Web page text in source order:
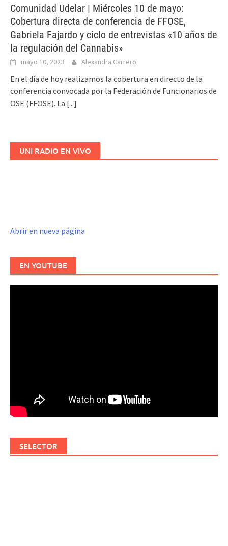
Comunidad Udelar | Miércoles 10 de mayo:
Cobertura directa de conferencia de FFOSE,
Gabriela Fajardo y ciclo de entrevistas «10 años de
la regulación del Cannabis»
mayo 10, 2023 Alexandra Carrero
En el día de hoy realizamos la cobertura en directo de la
conferencia convocada por la Federación de Funcionarios de
OSE (FFOSE). La [...]
UNI RADIO EN VIVO
Abrir en nueva página
EN YOUTUBE
SELECTOR